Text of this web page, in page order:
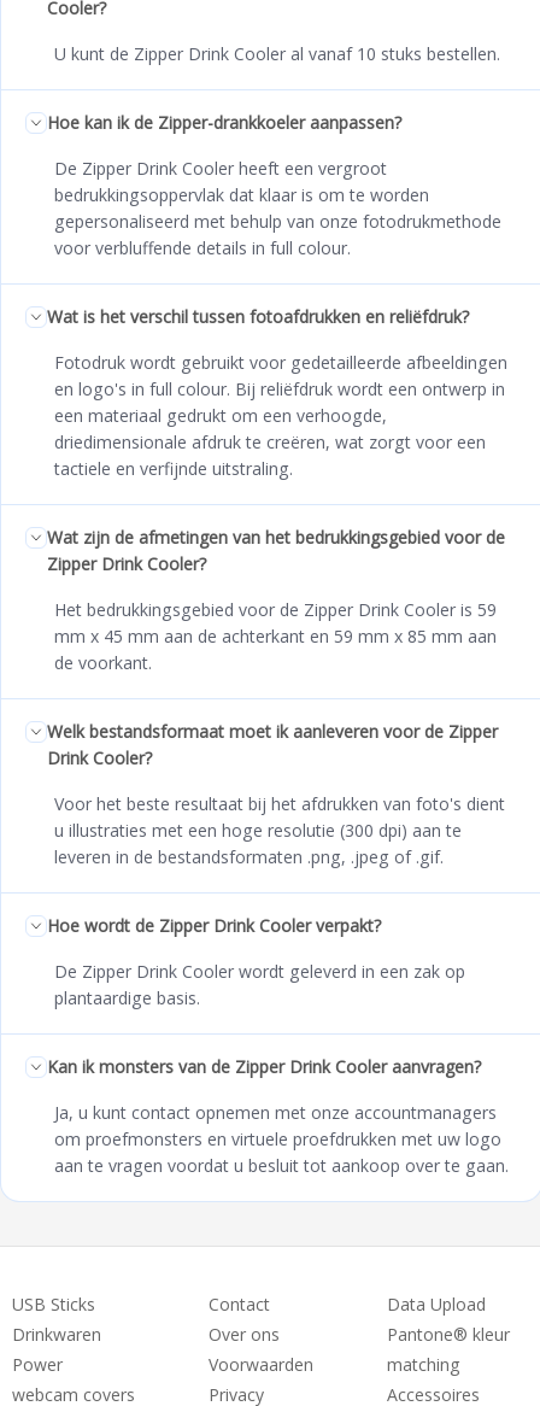
Cooler?
U kunt de Zipper Drink Cooler al vanaf 10 stuks bestellen.
Hoe kan ik de Zipper-drankkoeler aanpassen?
De Zipper Drink Cooler heeft een vergroot
bedrukkingsoppervlak dat klaar is om te worden
gepersonaliseerd met behulp van onze fotodrukmethode
voor verbluffende details in full colour.
Wat is het verschil tussen fotoafdrukken en reliëfdruk?
Fotodruk wordt gebruikt voor gedetailleerde afbeeldingen
en logo's in full colour. Bij reliëfdruk wordt een ontwerp in
een materiaal gedrukt om een verhoogde,
driedimensionale afdruk te creëren, wat zorgt voor een
tactiele en verfijnde uitstraling.
Wat zijn de afmetingen van het bedrukkingsgebied voor de
Zipper Drink Cooler?
Het bedrukkingsgebied voor de Zipper Drink Cooler is 59
mm x 45 mm aan de achterkant en 59 mm x 85 mm aan
de voorkant.
Welk bestandsformaat moet ik aanleveren voor de Zipper
Drink Cooler?
Voor het beste resultaat bij het afdrukken van foto's dient
u illustraties met een hoge resolutie (300 dpi) aan te
leveren in de bestandsformaten .png, .jpeg of .gif.
Hoe wordt de Zipper Drink Cooler verpakt?
De Zipper Drink Cooler wordt geleverd in een zak op
plantaardige basis.
Kan ik monsters van de Zipper Drink Cooler aanvragen?
Ja, u kunt contact opnemen met onze accountmanagers
om proefmonsters en virtuele proefdrukken met uw logo
aan te vragen voordat u besluit tot aankoop over te gaan.
USB Sticks
Drinkwaren
Power
webcam covers
Contact
Over ons
Voorwaarden
Privacy
Data Upload
Pantone® kleur
matching
Accessoires